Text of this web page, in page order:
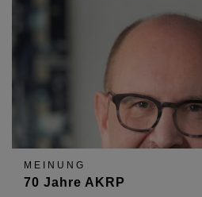
MEINUNG
70 Jahre AKRP